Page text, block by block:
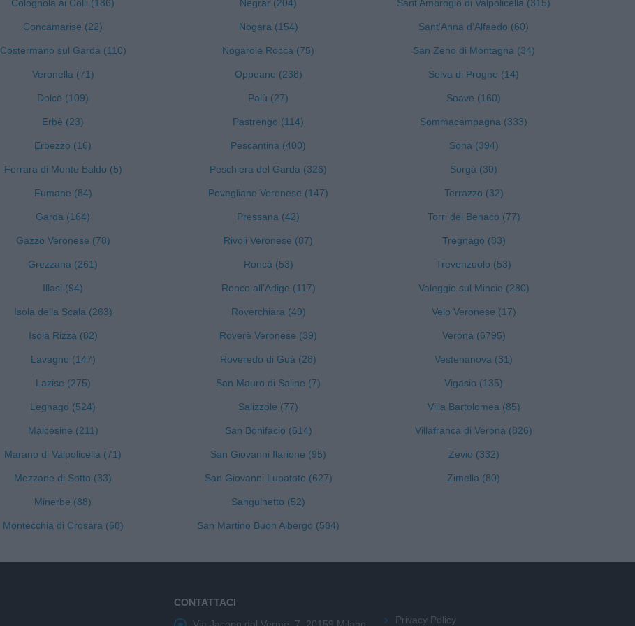
Colognola ai Colli (186)
Concamarise (22)
Costermano sul Garda (110)
Veronella (71)
Dolcè (109)
Erbè (23)
Erbezzo (16)
Ferrara di Monte Baldo (5)
Fumane (84)
Garda (164)
Gazzo Veronese (78)
Grezzana (261)
Illasi (94)
Isola della Scala (263)
Isola Rizza (82)
Lavagno (147)
Lazise (275)
Legnago (524)
Malcesine (211)
Marano di Valpolicella (71)
Mezzane di Sotto (33)
Minerbe (88)
Montecchia di Crosara (68)
Negrar (204)
Nogara (154)
Nogarole Rocca (75)
Oppeano (238)
Palù (27)
Pastrengo (114)
Pescantina (400)
Peschiera del Garda (326)
Povegliano Veronese (147)
Pressana (42)
Rivoli Veronese (87)
Roncà (53)
Ronco all'Adige (117)
Roverchiara (49)
Roverè Veronese (39)
Roveredo di Guà (28)
San Mauro di Saline (7)
Salizzole (77)
San Bonifacio (614)
San Giovanni Ilarione (95)
San Giovanni Lupatoto (627)
Sanguinetto (52)
San Martino Buon Albergo (584)
Sant'Ambrogio di Valpolicella (315)
Sant'Anna d'Alfaedo (60)
San Zeno di Montagna (34)
Selva di Progno (14)
Soave (160)
Sommacampagna (333)
Sona (394)
Sorgà (30)
Terrazzo (32)
Torri del Benaco (77)
Tregnago (83)
Trevenzuolo (53)
Valeggio sul Mincio (280)
Velo Veronese (17)
Verona (6795)
Vestenanova (31)
Vigasio (135)
Villa Bartolomea (85)
Villafranca di Verona (826)
Zevio (332)
Zimella (80)
CONTATTACI
Privacy Policy